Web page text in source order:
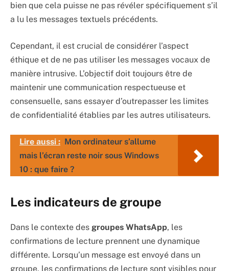
bien que cela puisse ne pas révéler spécifiquement s’il
a lu les messages textuels précédents.
Cependant, il est crucial de considérer l’aspect
éthique et de ne pas utiliser les messages vocaux de
manière intrusive. L’objectif doit toujours être de
maintenir une communication respectueuse et
consensuelle, sans essayer d’outrepasser les limites
de confidentialité établies par les autres utilisateurs.
Lire aussi : Mon ordinateur s’allume
mais l’écran reste noir sous Windows
10 : que faire ?
Les indicateurs de groupe
Dans le contexte des groupes WhatsApp, les
confirmations de lecture prennent une dynamique
différente. Lorsqu’un message est envoyé dans un
groupe, les confirmations de lecture sont visibles pour